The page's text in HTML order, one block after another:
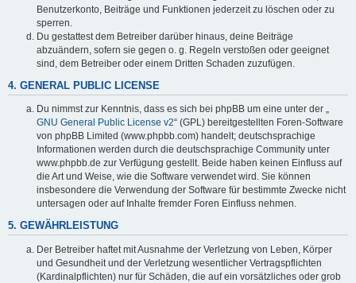
Benutzerkonto, Beiträge und Funktionen jederzeit zu löschen oder zu
sperren.
Du gestattest dem Betreiber darüber hinaus, deine Beiträge
abzuändern, sofern sie gegen o. g. Regeln verstoßen oder geeignet
sind, dem Betreiber oder einem Dritten Schaden zuzufügen.
4. GENERAL PUBLIC LICENSE
Du nimmst zur Kenntnis, dass es sich bei phpBB um eine unter der „
GNU General Public License v2“ (GPL) bereitgestellten Foren-Software
von phpBB Limited (www.phpbb.com) handelt; deutschsprachige
Informationen werden durch die deutschsprachige Community unter
www.phpbb.de zur Verfügung gestellt. Beide haben keinen Einfluss auf
die Art und Weise, wie die Software verwendet wird. Sie können
insbesondere die Verwendung der Software für bestimmte Zwecke nicht
untersagen oder auf Inhalte fremder Foren Einfluss nehmen.
5. GEWÄHRLEISTUNG
Der Betreiber haftet mit Ausnahme der Verletzung von Leben, Körper
und Gesundheit und der Verletzung wesentlicher Vertragspflichten
(Kardinalpflichten) nur für Schäden, die auf ein vorsätzliches oder grob